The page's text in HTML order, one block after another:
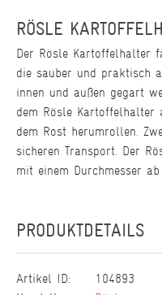
RÖSLE
Der Rösle Kartoffelhalter
die sauber und praktisch
innen und außen gegart
dem Rösle Kartoffelhalter
dem Rost herumrollen.
sicheren Transport. Der
mit einem Durchmesser
PRODUKTDETAILS
Artikel ID:
104893